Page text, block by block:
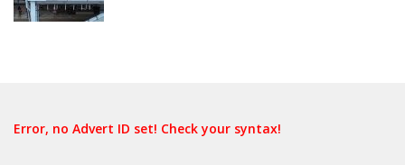
Error, no Advert ID set! Check your syntax!